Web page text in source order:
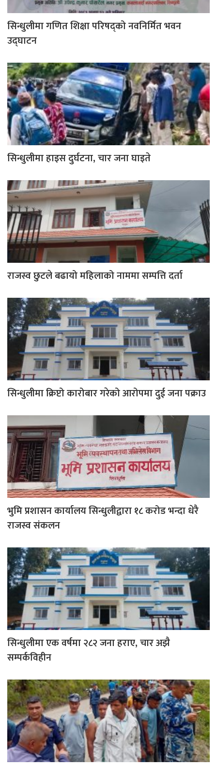
सिन्धुलीमा गणित शिक्षा परिषद्को नवनिर्मित भवन
उद्घाटन
सिन्धुलीमा हाइस दुर्घटना, चार जना घाइते
राजस्व छुटले बढायो महिलाको नाममा सम्पत्ति दर्ता
सिन्धुलीमा क्रिप्टो कारोबार गरेको आरोपमा दुई जना पक्राउ
भुमि प्रशासन कार्यालय सिन्धुलीद्वारा १८ करोड भन्दा धेरै
राजस्व संकलन
सिन्धुलीमा एक वर्षमा २८२ जना हराए, चार अझै
सम्पर्कविहीन